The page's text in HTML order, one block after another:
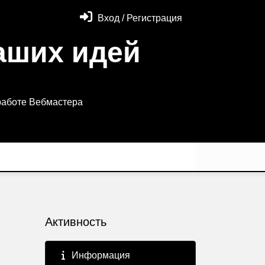
Вход / Регистрация
идей
Вебмастера
Активность
Информация